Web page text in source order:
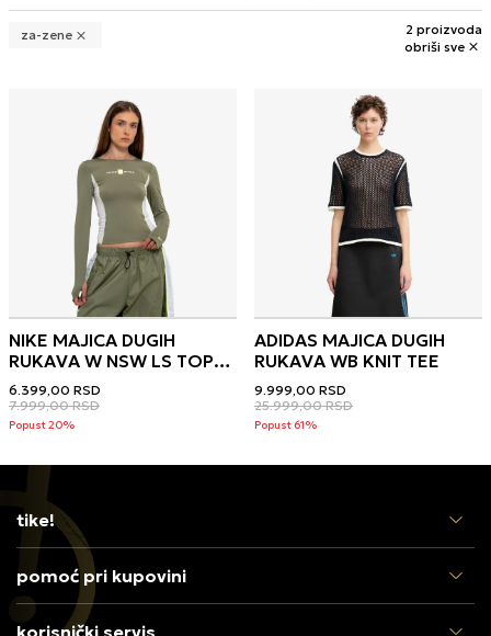
za-zene
2 proizvoda
obriši sve
NIKE MAJICA DUGIH
RUKAVA W NSW LS TOP
SHOX
6.399,00 RSD
7.999,00 RSD
Popust 20%
ADIDAS MAJICA DUGIH
RUKAVA WB KNIT TEE
9.999,00 RSD
25.999,00 RSD
Popust 61%
tike!
pomoć pri kupovini